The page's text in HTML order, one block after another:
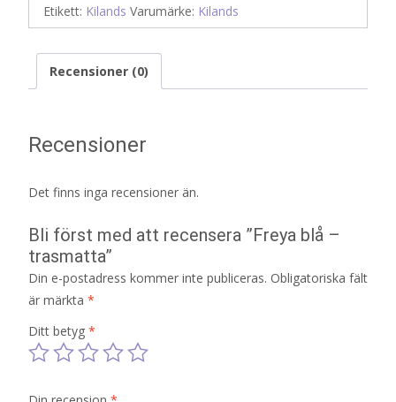
Etikett: Kilands Varumärke: Kilands
Recensioner (0)
Recensioner
Det finns inga recensioner än.
Bli först med att recensera ”Freya blå –
trasmatta”
Din e-postadress kommer inte publiceras. Obligatoriska fält
är märkta *
Ditt betyg *